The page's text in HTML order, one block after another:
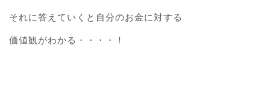
それに答えていくと自分のお金に対する
価値観がわかる・・・・！